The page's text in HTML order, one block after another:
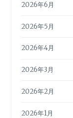
2026年6月
2026年5月
2026年4月
2026年3月
2026年2月
2026年1月